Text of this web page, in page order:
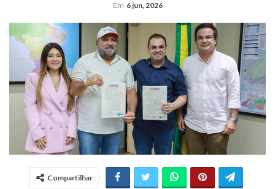
Em 6 jun, 2026
Compartilhar